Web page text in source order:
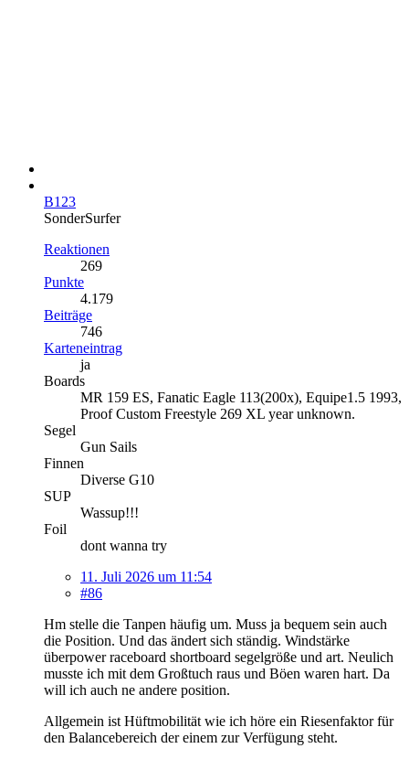
B123
SonderSurfer
Reaktionen
269
Punkte
4.179
Beiträge
746
Karteneintrag
ja
Boards
MR 159 ES, Fanatic Eagle 113(200x), Equipe1.5 1993,
Proof Custom Freestyle 269 XL year unknown.
Segel
Gun Sails
Finnen
Diverse G10
SUP
Wassup!!!
Foil
dont wanna try
11. Juli 2026 um 11:54
#86
Hm stelle die Tanpen häufig um. Muss ja bequem sein auch
die Position. Und das ändert sich ständig. Windstärke
überpower raceboard shortboard segelgröße und art. Neulich
musste ich mit dem Großtuch raus und Böen waren hart. Da
will ich auch ne andere position.
Allgemein ist Hüftmobilität wie ich höre ein Riesenfaktor für
den Balancebereich der einem zur Verfügung steht.